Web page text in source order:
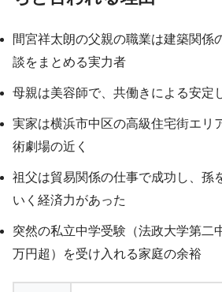
間宮祥太朗の父親の職業は建築関係
談をまとめる実力者
母親は美容師で、共働きによる安定
実家は横浜市中区の高級住宅街エリ
術劇場の近く
祖父は貿易関係の仕事で成功し、孫
いく経済力があった
突然の私立中学受験（法政大学第二
万円超）を受け入れる家庭の余裕